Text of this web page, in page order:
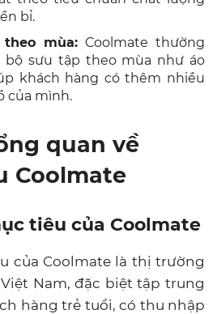
bỉ.
mùa: Coolmate thường
bộ sưu tập theo mùa như áo
khách hàng có thêm nhiều
của mình.
quan về
Coolmate
tiêu của Coolmate
của Coolmate là thị trường
Nam, đặc biệt tập trung
hàng trẻ tuổi, có thu nhập